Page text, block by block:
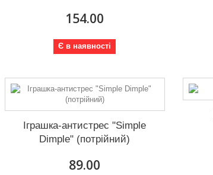
154.00
Є в наявності
Іграшка-антистрес "Simple
Dimple" (потрійний)
89.00